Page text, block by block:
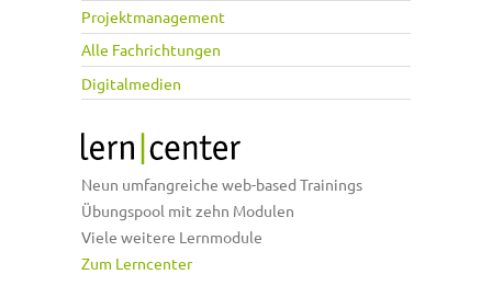
Projektmanagement
Alle Fachrichtungen
Digitalmedien
Neun umfangreiche web-based Trainings
Übungspool mit zehn Modulen
Viele weitere Lernmodule
Zum Lerncenter